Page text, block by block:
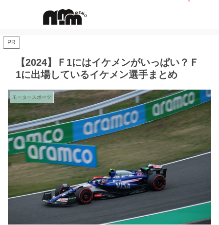
PR
【2024】Ｆ1にはイケメンがいっぱい？Ｆ
1に出場しているイケメン選手まとめ
モータースポーツ